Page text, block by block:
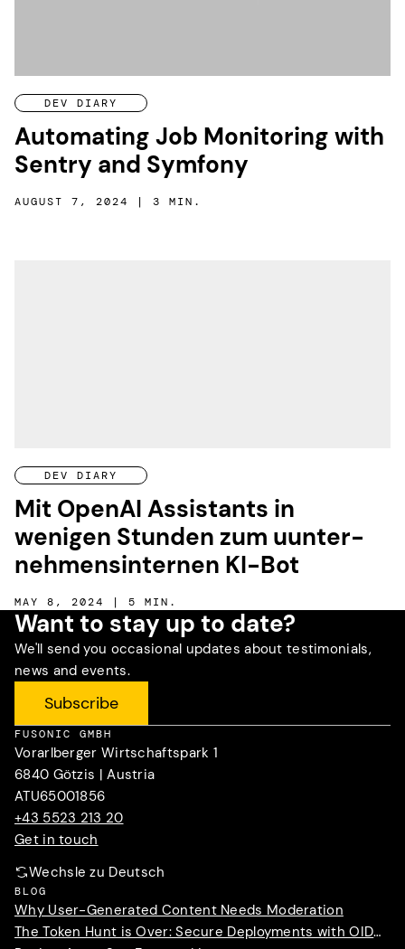
DEV DIARY
Automating Job Monitoring with
Sentry and Symfony
AUGUST 7, 2024 | 3 MIN.
DEV DIARY
Mit OpenAI Assistants in
wenigen Stunden zum uunter­
nehmens­internen KI-Bot
MAY 8, 2024 | 5 MIN.
Want to stay up to date?
We'll send you occasional updates about testimonials,
news and events.
Subscribe
FUSONIC GMBH
Vorarlberger Wirtschaftspark 1
6840 Götzis | Austria
ATU65001856
+43 5523 213 20
Get in touch
Wechsle zu Deutsch
BLOG
Why User-Generated Content Needs Moderation
The Token Hunt is Over: Secure Deployments with OIDC Trust